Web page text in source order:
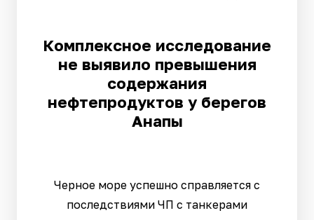
Комплексное исследование
не выявило превышения
содержания
нефтепродуктов у берегов
Анапы
Черное море успешно справляется с
последствиями ЧП с танкерами